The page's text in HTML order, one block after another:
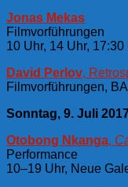
Jonas Mekas
Filmvorführungen
10 Uhr, 14 Uhr,
David Perlov,
Filmvorführungen,
Sonntag, 9. Juli
Otobong Nkanga,
Performance
10–19 Uhr, Neue